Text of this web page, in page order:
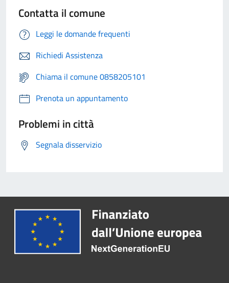
Contatta il comune
Leggi le domande frequenti
Richiedi Assistenza
Chiama il comune 0858205101
Prenota un appuntamento
Problemi in città
Segnala disservizio